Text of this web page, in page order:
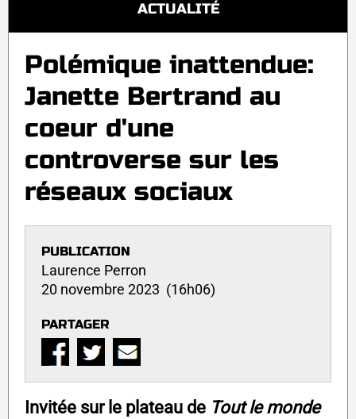
ACTUALITÉ
Polémique inattendue:
Janette Bertrand au
coeur d'une
controverse sur les
réseaux sociaux
PUBLICATION
Laurence Perron
20 novembre 2023 (16h06)
PARTAGER
Invitée sur le plateau de Tout le monde